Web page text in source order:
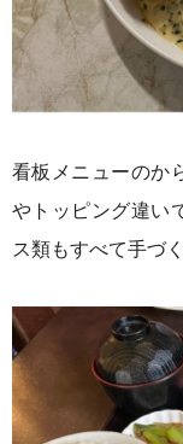
看板メニューのか
やトッピング違い
ス類もすべて手づ